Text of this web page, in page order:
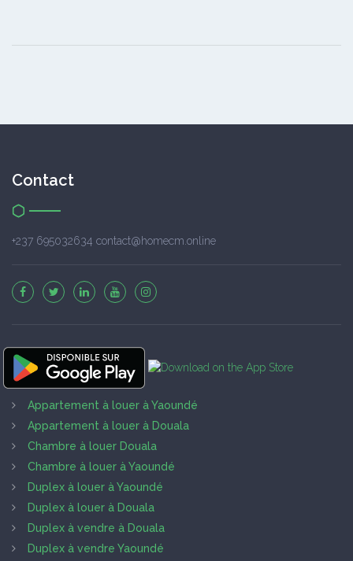
Contact
+237 695032634 contact@homecm.online
Appartement à louer à Yaoundé
Appartement à louer à Douala
Chambre à louer Douala
Chambre à louer à Yaoundé
Duplex à louer à Yaoundé
Duplex à louer à Douala
Duplex à vendre à Douala
Duplex à vendre Yaoundé